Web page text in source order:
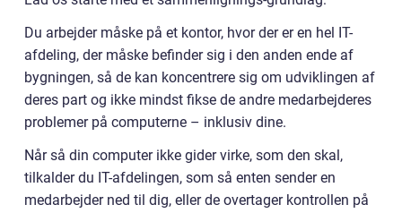
Du arbejder måske på et kontor, hvor der er en hel IT-
afdeling, der måske befinder sig i den anden ende af
bygningen, så de kan koncentrere sig om udviklingen af
deres part og ikke mindst fikse de andre medarbejderes
problemer på computerne – inklusiv dine.
Når så din computer ikke gider virke, som den skal,
tilkalder du IT-afdelingen, som så enten sender en
medarbejder ned til dig, eller de overtager kontrollen på